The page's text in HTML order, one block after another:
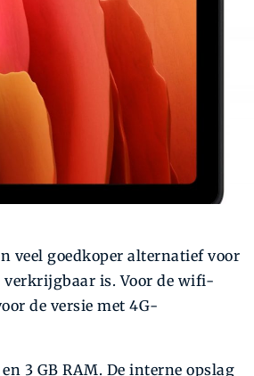
veel goedkoper alternatief voor
verkrijgbaar is. Voor de wifi-
de versie met 4G-
3 GB RAM. De interne opslag